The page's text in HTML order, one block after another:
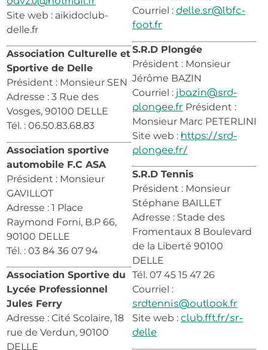
Site web : aikidoclub-
delle.fr
Association Culturelle et
Sportive de Delle
Président : Monsieur SEN
Adresse : 3 Rue des
Vosges, 90100 DELLE
Tél. : 06.50.83.68.83
Association sportive
automobile F.C ASA
Président : Monsieur
GAVILLOT
Adresse : 1 Place
Raymond Forni, B.P 66,
90100 DELLE
Tél. : 03 84 36 07 94
Association Sportive du
Lycée Professionnel
Jules Ferry
Adresse : Cité Scolaire, 18
rue de Verdun, 90100
DELLE
Courriel : delle.sr@lbfc-
foot.fr
S.R.D Plongée
Président : Monsieur
Jérôme BAZIN
Courriel : jbazin@srd-
plongee.fr Président :
Monsieur Marc PETERLINI
Site web : https://srd-
plongee.fr/
S.R.D Tennis
Président : Monsieur
Stéphane BAILLET
Adresse : Stade des
Fromentaux 8 Boulevard
de la Liberté 90100
DELLE
Tél. 07 45 15 47 26
Courriel :
srdtennis@outlook.fr
Site web : club.fft.fr/sr-
delle